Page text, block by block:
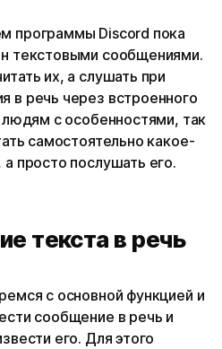
программы Discord пока
текстовыми сообщениями.
их, а слушать при
в речь через встроенного
с особенностями, так
самостоятельно какое-
просто послушать его.
текста в речь
с основной функцией и
сообщение в речь и
его. Для этого